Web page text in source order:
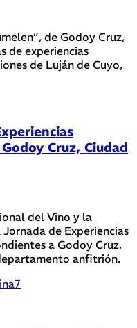
de Godoy Cruz,
de experiencias
de Luján de Cuyo,
Cruz, Ciudad
del Vino y la
de Experiencias
a Godoy Cruz,
anfitrión.
7